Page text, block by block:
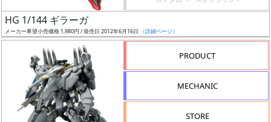
グ
レ
ー
HG 1/144 ギラーガ
メーカー希望小売価格 1,980円 / 発売日 2012年6月16日 （詳細ページ）
PRODUCT
MECHANIC
STORE